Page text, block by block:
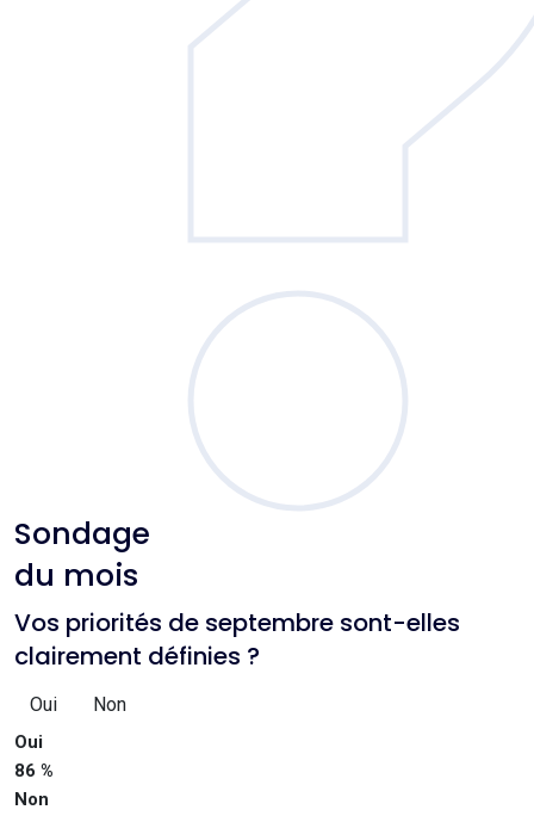
Sondage
du mois
Vos priorités de septembre sont-elles
clairement définies ?
Oui Non
Oui
86 %
Non